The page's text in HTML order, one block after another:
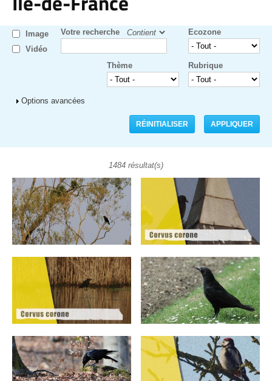
Image
Vidéo
Votre recherche Ecozone
Rubrique
Thème
Afficher
Options avancées
1484 résultat(s)
Pages